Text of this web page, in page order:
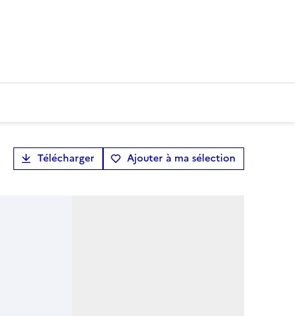
Télécharger Ajouter à ma sélection